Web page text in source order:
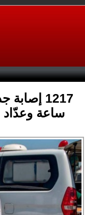
ساعة وعدّاد